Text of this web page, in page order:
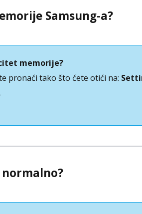
Samsung-a?
memorije?
pronaći tako što ćete otići na:
normalno?